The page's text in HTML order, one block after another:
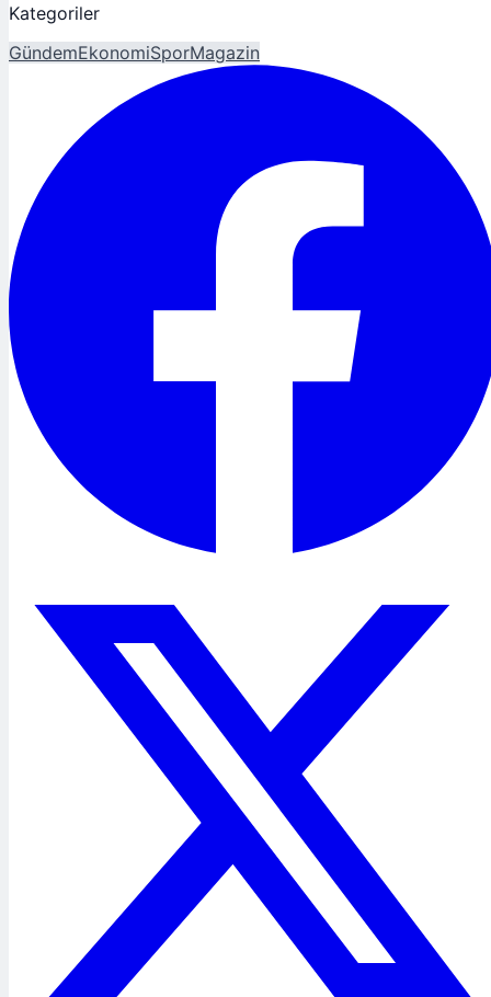
Kategoriler
GündemEkonomiSporMagazin